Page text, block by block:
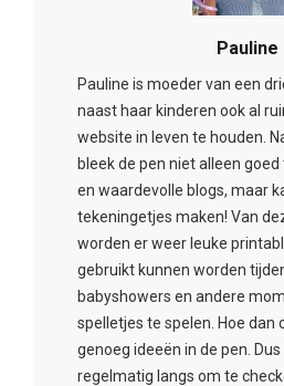
Pauline
Pauline is moeder van een
naast haar kinderen ook al
website in leven te houden.
bleek de pen niet alleen
en waardevolle blogs, maar
tekeningetjes maken! Van
worden er weer leuke
gebruikt kunnen worden
babyshowers en andere
spelletjes te spelen. Hoe dan
genoeg ideeën in de pen.
regelmatig langs om te